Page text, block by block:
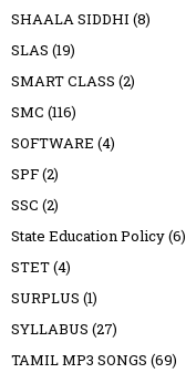
SHAALA SIDDHI (8)
SLAS (19)
SMART CLASS (2)
SMC (116)
SOFTWARE (4)
SPF(2)
SSC (2)
State Education Policy(6)
STET(4)
SURPLUS (1)
SYLLABUS (27)
TAMIL MP3 SONGS (69)